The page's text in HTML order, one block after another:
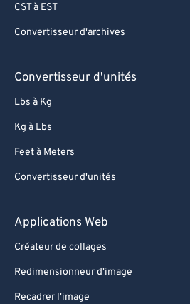
CST à EST
Convertisseur d'archives
Convertisseur d'unités
Lbs à Kg
Kg à Lbs
Feet à Meters
Convertisseur d'unités
Applications Web
Créateur de collages
Redimensionneur d'image
Recadrer l'image